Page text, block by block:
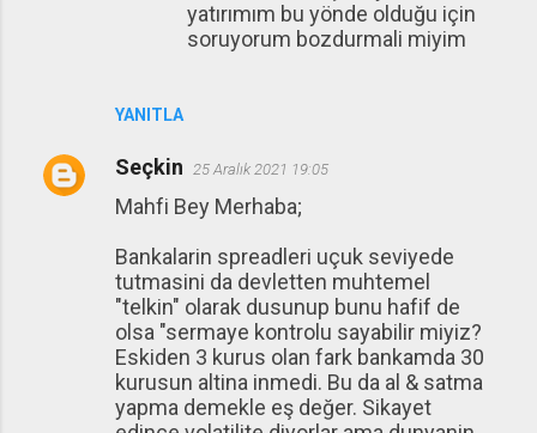
YANITLA
yatırımım bu yönde olduğu için
soruyorum bozdurmali miyim
Seçkin 25 Aralık 2021 19:05
Mahfi Bey Merhaba;
Bankalarin spreadleri uçuk seviyede
tutmasini da devletten muhtemel
"telkin" olarak dusunup bunu hafif de
olsa "sermaye kontrolu sayabilir miyiz?
Eskiden 3 kurus olan fark bankamda 30
kurusun altina inmedi. Bu da al & satma
yapma demekle eş değer. Sikayet